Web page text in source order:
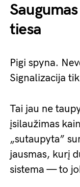
tiesa
Pigi spyna.
Signalizacija
Tai jau ne
įsilaužimas
„sutaupyta”
jausmas, kurį
sistema — to